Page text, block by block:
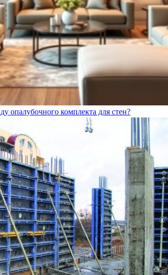
опалубочного комплекта для стен?